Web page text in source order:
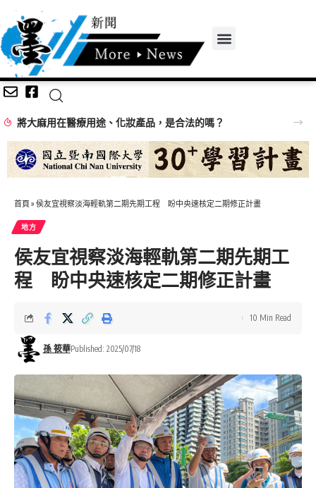
將大麻用在醫療用途、化妝產品，是合法的嗎？
首頁 » 侯友宜視察淡海輕軌第二期先期工程 盼中央速核定二期修正計畫
地方
侯友宜視察淡海輕軌第二期先期工
程 盼中央速核定二期修正計畫
孫 筱華Published: 2025/07/18
10 Min Read